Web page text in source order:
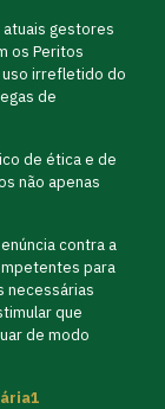
atuais gestores
os Peritos
uso irrefletido do
de
de ética e de
não apenas
contra a
para
necessárias
que
de modo